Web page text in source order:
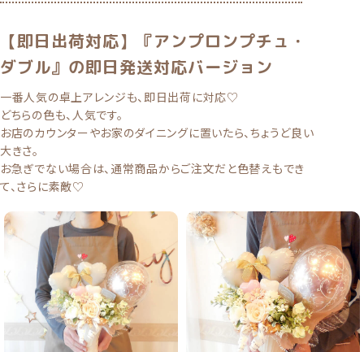
【即日出荷対応】『アンプロンプチュ・
ダブル』の即日発送対応バージョン
一番人気の卓上アレンジも、即日出荷に対応♡
どちらの色も、人気です。
お店のカウンターやお家のダイニングに置いたら、ちょうど良い
大きさ。
お急ぎでない場合は、 通常商品からご注文だと色替えもでき
て、さらに素敵♡